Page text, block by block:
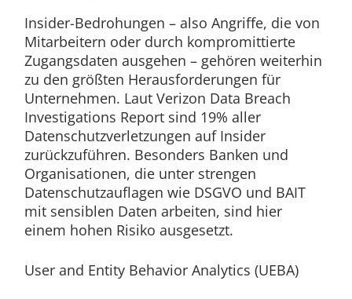
Insider-Bedrohungen – also Angriffe, die von
Mitarbeitern oder durch kompromittierte
Zugangsdaten ausgehen – gehören weiterhin
zu den größten Herausforderungen für
Unternehmen. Laut Verizon Data Breach
Investigations Report sind 19% aller
Datenschutzverletzungen auf Insider
zurückzuführen. Besonders Banken und
Organisationen, die unter strengen
Datenschutzauflagen wie DSGVO und BAIT
mit sensiblen Daten arbeiten, sind hier
einem hohen Risiko ausgesetzt.
User and Entity Behavior Analytics (UEBA)